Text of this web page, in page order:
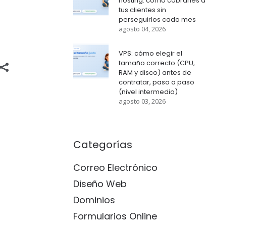
tus clientes sin
perseguirlos cada mes
agosto 04, 2026
VPS: cómo elegir el
tamaño correcto (CPU,
RAM y disco) antes de
contratar, paso a paso
(nivel intermedio)
agosto 03, 2026
Categorías
Correo Electrónico
Diseño Web
Dominios
Formularios Online